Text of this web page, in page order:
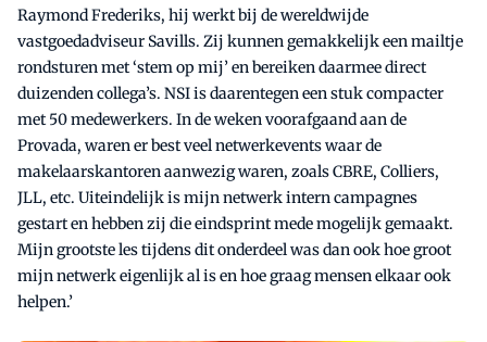
Raymond Frederiks, hij werkt bij de wereldwijde
vastgoedadviseur Savills. Zij kunnen gemakkelijk een mailtje
rondsturen met ‘stem op mij’ en bereiken daarmee direct
duizenden collega’s. NSI is daarentegen een stuk compacter
met 50 medewerkers. In de weken voorafgaand aan de
Provada, waren er best veel netwerkevents waar de
makelaarskantoren aanwezig waren, zoals CBRE, Colliers,
JLL, etc. Uiteindelijk is mijn netwerk intern campagnes
gestart en hebben zij die eindsprint mede mogelijk gemaakt.
Mijn grootste les tijdens dit onderdeel was dan ook hoe groot
mijn netwerk eigenlijk al is en hoe graag mensen elkaar ook
helpen.’